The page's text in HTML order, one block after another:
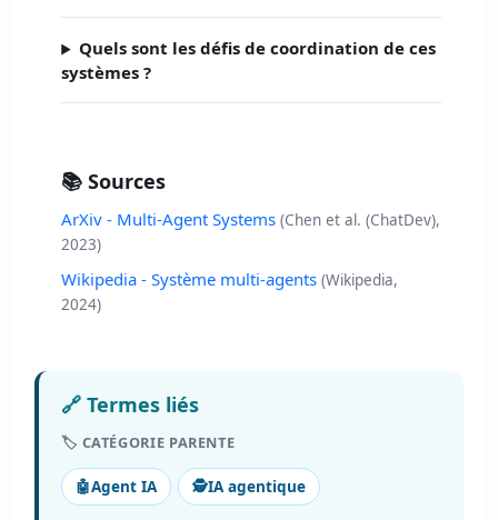
Quels sont les défis de coordination de ces
systèmes ?
📚 Sources
ArXiv - Multi-Agent Systems (Chen et al. (ChatDev),
2023)
Wikipedia - Système multi-agents (Wikipedia,
2024)
🔗 Termes liés
🏷️ CATÉGORIE PARENTE
🤖Agent IA 🕵️IA agentique